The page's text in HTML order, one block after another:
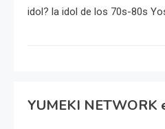
idol? la idol de los 70s-80s
YUMEKI NETWORK